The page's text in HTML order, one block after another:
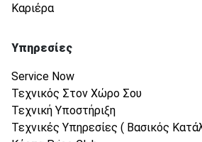
Καριέρα
Υπηρεσίες
Service Now
Τεχνικός Στον Χώρο Σου
Τεχνική Υποστήριξη
Τεχνικές Υπηρεσίες ( Βασικός